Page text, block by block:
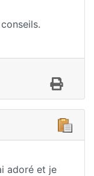
adoré et je